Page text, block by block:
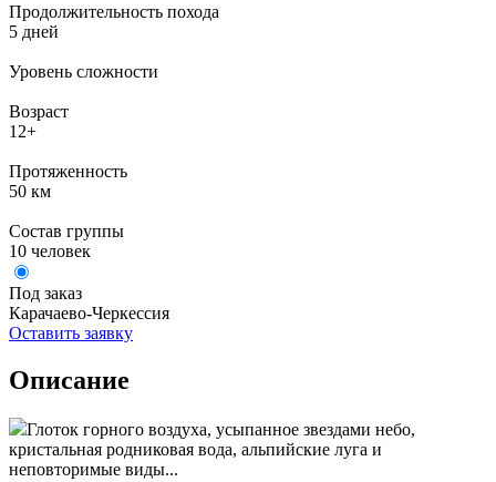
Продолжительность похода
5 дней
Уровень сложности
Возраст
12+
Протяженность
50 км
Состав группы
10 человек
Под заказ
Карачаево-Черкессия
Оставить заявку
Описание
Глоток горного воздуха, усыпанное звездами небо,
кристальная родниковая вода, альпийские луга и
неповторимые виды...